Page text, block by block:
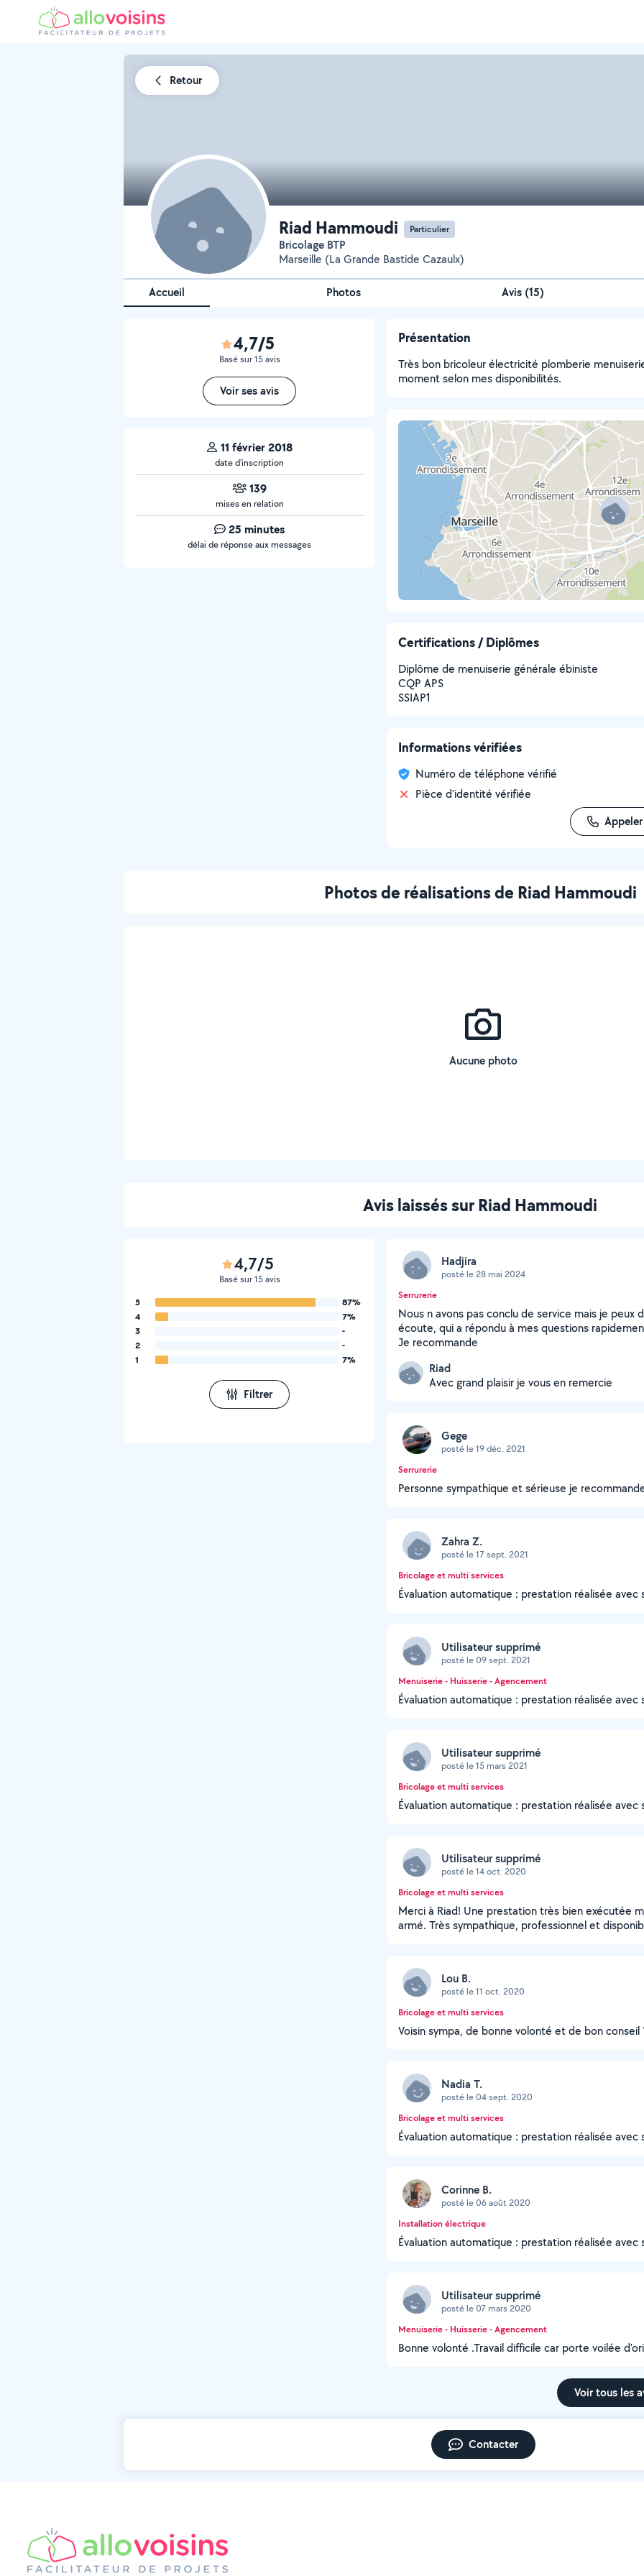
Retour
Riad Hammoudi Particulier
Bricolage BTP
Marseille (La Grande Bastide Cazaulx)
Accueil Photos Avis (15)
4,7/5
Basé sur 15 avis
Voir ses avis
11 février 2018
date d’inscription
139
mises en relation
25 minutes
délai de réponse aux messages
Présentation
Très bon bricoleur électricité plomberie
moment selon mes disponibilités.
Certifications / Diplômes
Diplôme de menuiserie générale ébiniste
CQP APS
SSIAP1
Informations vérifiées
Numéro de téléphone vérifié
Pièce d'identité vérifiée
Appeler
Photos de réalisations de Riad Hammoudi
Aucune photo
Avis laissés sur Riad Hammoudi
4,7/5
Basé sur 15 avis
5
87%
4
7%
3
-
2
-
1
7%
Filtrer
Hadjira
posté le 28 mai 2024
Serrurerie
Nous n avons pas conclu de service mais je peux
écoute, qui a répondu à mes questions
Je recommande
Riad
Avec grand plaisir je vous en remercie
Gege
posté le 19 déc. 2021
Serrurerie
Personne sympathique et sérieuse je
Zahra Z.
posté le 17 sept. 2021
Bricolage et multi services
Évaluation automatique : prestation réalisée avec
Utilisateur supprimé
posté le 09 sept. 2021
Menuiserie - Huisserie - Agencement
Évaluation automatique : prestation réalisée avec
Utilisateur supprimé
posté le 15 mars 2021
Bricolage et multi services
Évaluation automatique : prestation réalisée avec
Utilisateur supprimé
posté le 14 oct. 2020
Bricolage et multi services
Merci à Riad! Une prestation très bien exécutée
armé. Très sympathique, professionnel et
Lou B.
posté le 11 oct. 2020
Bricolage et multi services
Voisin sympa, de bonne volonté et de bon conseil
Nadia T.
posté le 04 sept. 2020
Bricolage et multi services
Évaluation automatique : prestation réalisée avec
Corinne B.
posté le 06 août 2020
Installation électrique
Évaluation automatique : prestation réalisée avec
Utilisateur supprimé
posté le 07 mars 2020
Menuiserie - Huisserie - Agencement
Bonne volonté .Travail difficile car porte voilée
Voir tous les
Contacter